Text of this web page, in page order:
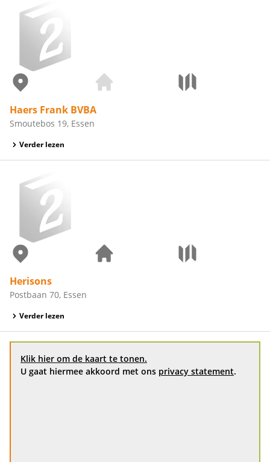
Haers Frank BVBA
Smoutebos 19, Essen
Verder lezen
Herisons
Postbaan 70, Essen
Verder lezen
Klik hier om de kaart te tonen.
U gaat hiermee akkoord met ons privacy statement.